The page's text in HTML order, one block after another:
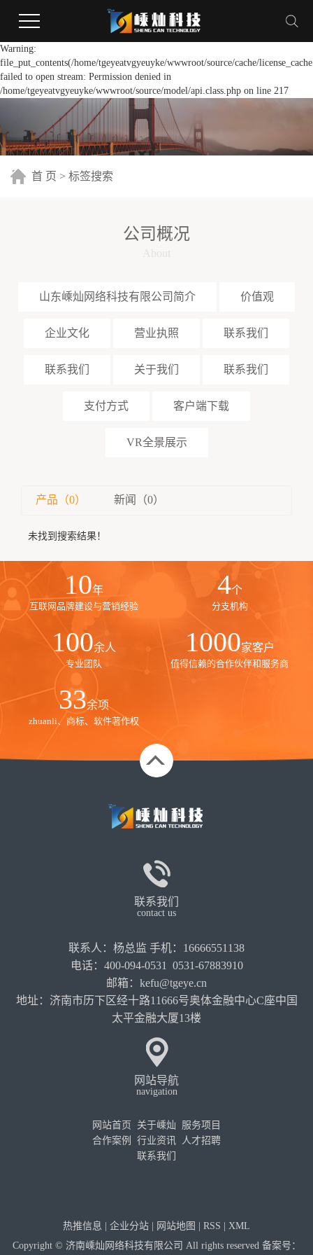
Warning:
file_put_contents(/home/tgeyeatvgyeuyke/wwwroot/source/cache/
failed to open stream: Permission denied in
/home/tgeyeatvgyeuyke/wwwroot/source/model/api.class.php on line 217
首 页 > 标签搜索
公司概况
山东嵊灿网络科技有限公司简介 价值观
企业文化 营业执照 联系我们
联系我们 关于我们 联系我们
支付方式 客户端下载
VR全景展示
产品（0） 新闻（0）
未找到搜索结果！
10年
互联网品牌建设与营销经验
4个
分支机构
100余人
专业团队
1000家客户
值得信赖的合作伙伴和服务商
35余项
zhuanli、商标、软件著作权
联系我们
contact us
联系人：杨总监 手机：16666551138
电话：400-094-0531 0531-67883910
邮箱：kefu@tgeye.cn
地址：济南市历下区经十路11666号奥体金融中心C座中国
太平金融大厦13楼
网站导航
navigation
网站首页 关于嵊灿
服务项目
合作案例
行业资讯
人才招聘
联系我们
热推信息 | 企业分站 | 网站地图 | RSS | XML
Copyright © 济南嵊灿网络科技有限公司 All rights reserved 备案号：